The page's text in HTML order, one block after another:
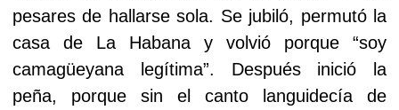
pesares de hallarse sola. Se jubiló, permutó la
casa de La Habana y volvió porque “soy
camagüeyana legítima”. Después inició la
peña, porque sin el canto languidecía de